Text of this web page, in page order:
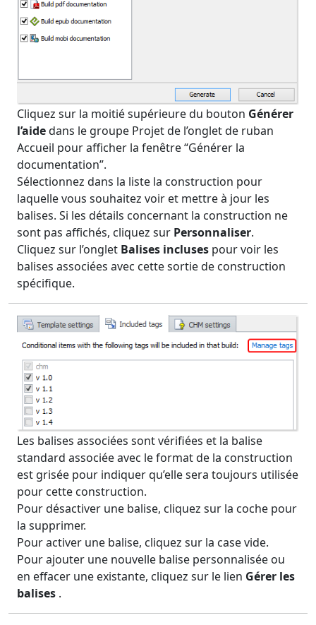
Cliquez sur la moitié supérieure du bouton Générer
l’aidedans le groupe Projet de l’onglet de ruban
Accueil pour afficher la fenêtre “Générer la
documentation”.
Sélectionnez dans la liste la construction pour
laquelle vous souhaitez voir et mettre à jour les
balises. Si les détails concernant la construction ne
sont pas affichés, cliquez sur Personnaliser.
Cliquez sur l’onglet Balises incluses pour voir les
balises associées avec cette sortie de construction
spécifique.
Les balises associées sont vérifiées et la balise
standard associée avec le format de la construction
est grisée pour indiquer qu’elle sera toujours utilisée
pour cette construction.
Pour désactiver une balise, cliquez sur la coche pour
la supprimer.
Pour activer une balise, cliquez sur la case vide.
Pour ajouter une nouvelle balise personnalisée ou
en effacer une existante, cliquez sur le lien Gérer les
balises .